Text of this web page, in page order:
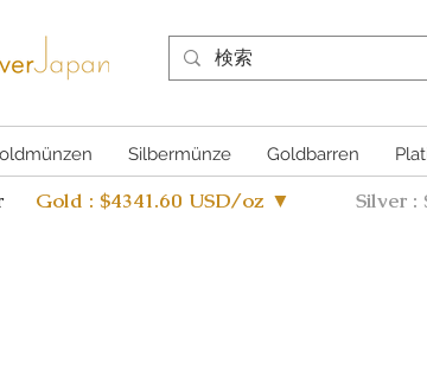
Silbermünze Goldbarren
Gold : $4341.60 USD/oz ▼ Silver :